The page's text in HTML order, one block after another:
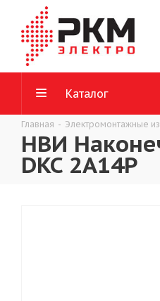
Каталог
Главная - Электромонтажные
НВИ
DKC 2A14P